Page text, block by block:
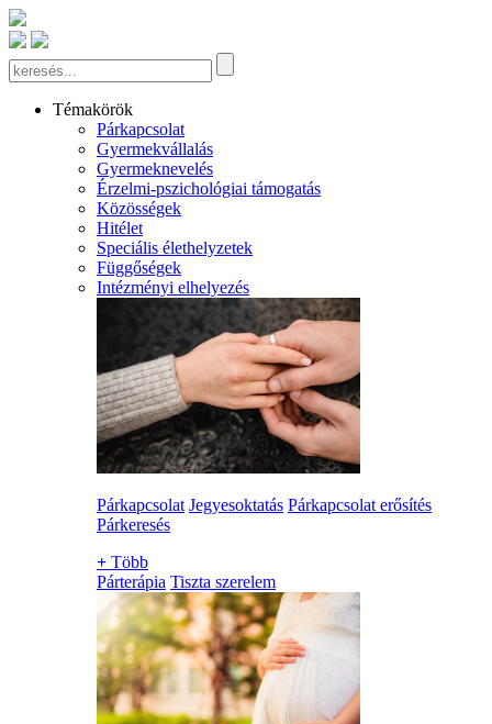
Témakörök
Párkapcsolat
Gyermekvállalás
Gyermeknevelés
Érzelmi-pszichológiai támogatás
Közösségek
Hitélet
Speciális élethelyzetek
Függőségek
Intézményi elhelyezés
Párkapcsolat Jegyesoktatás Párkapcsolat erősítés
Párkeresés
+ Több
Párterápia Tiszta szerelem